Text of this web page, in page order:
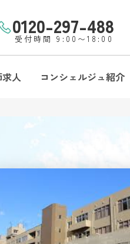
0120-297-488
受付時間 9:00〜18:00
人 コンシェルジュ紹介